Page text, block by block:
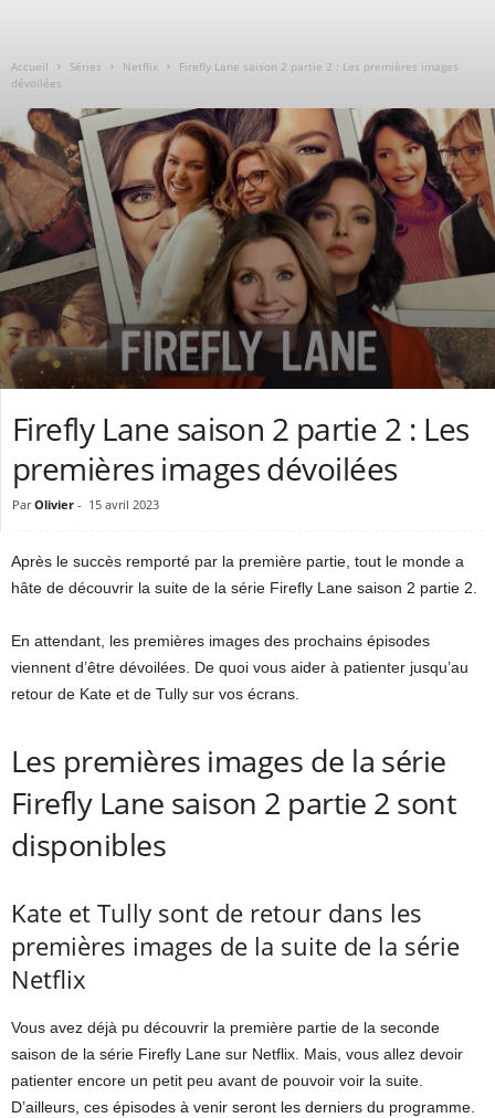
Accueil Séries Netflix
Firefly Lane saison 2 partie 2 : Les premières images
dévoilées
Firefly Lane saison 2 partie 2 : Les
premières images dévoilées
Par Olivier - 15 avril 2023
Après le succès remporté par la première partie, tout le monde a
hâte de découvrir la suite de la série Firefly Lane saison 2 partie 2.
En attendant, les premières images des prochains épisodes
viennent d’être dévoilées. De quoi vous aider à patienter jusqu’au
retour de Kate et de Tully sur vos écrans.
Les premières images de la série
Firefly Lane saison 2 partie 2 sont
disponibles
Kate et Tully sont de retour dans les
premières images de la suite de la série
Netflix
Vous avez déjà pu découvrir la première partie de la seconde
saison de la série Firefly Lane sur Netflix. Mais, vous allez devoir
patienter encore un petit peu avant de pouvoir voir la suite.
D’ailleurs, ces épisodes à venir seront les derniers du programme.